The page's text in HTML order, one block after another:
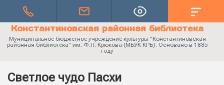
Константиновская районная библиотека
Муниципальное бюджетное учреждение культуры "Константиновская
районная библиотека" им. Ф.П. Крюкова (МБУК КРБ). Основано в 1885
году
Светлое чудо Пасхи